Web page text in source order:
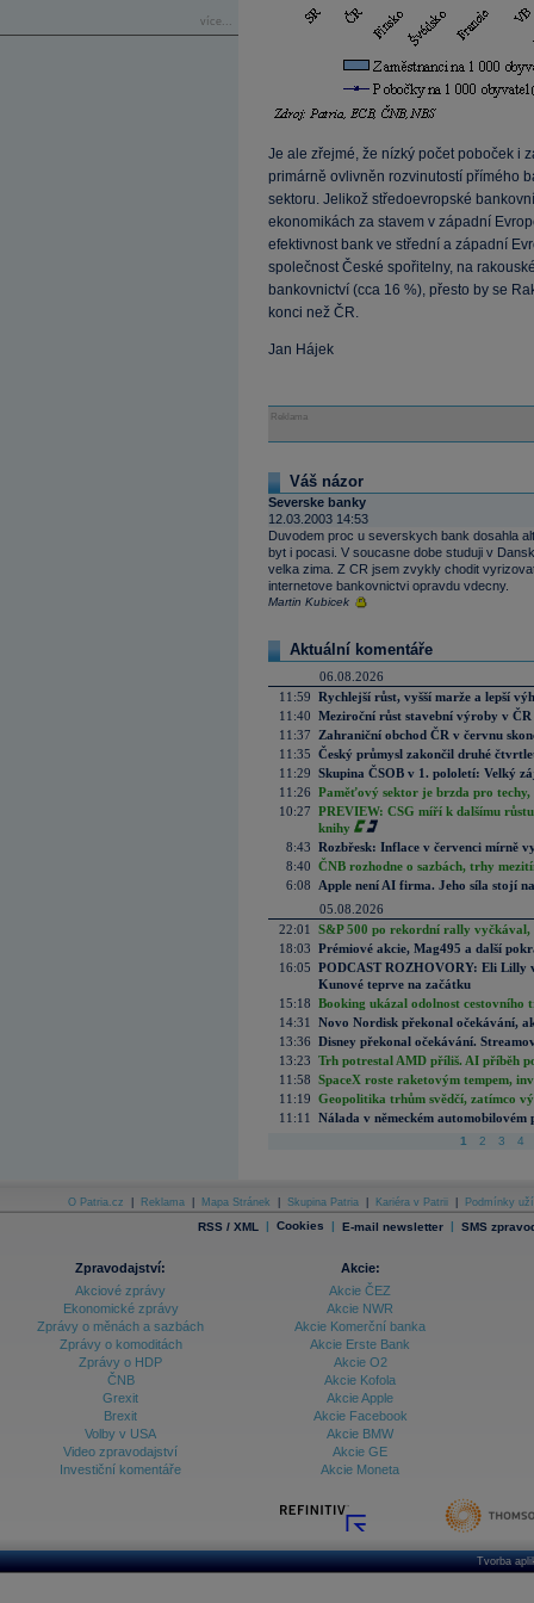
více...
Je ale zřejmé, že nízký počet poboček i
primárně ovlivněn rozvinutostí přímého
sektoru. Jelikož středoevropské
ekonomikách za stavem v západní
efektivnost bank ve střední a západní
společnost České spořitelny, na
bankovnictví (cca 16 %), přesto by se
konci než ČR.
Jan Hájek
Reklama
Váš názor
Severske banky
12.03.2003 14:53
Duvodem proc u severskych bank dosahla
byt i pocasi. V soucasne dobe studuji v
velka zima. Z CR jsem zvykly chodit
internetove bankovnictvi opravdu vdecny.
Martin Kubicek
Aktuální komentáře
06.08.2026
11:59 Rychlejší růst, vyšší marže a lepší
11:40 Meziroční růst stavební výroby v
11:37
Zahraniční obchod ČR v červnu
11:35 Český průmysl zakončil druhé
11:29 Skupina ČSOB v 1. pololetí: Velký
11:26 Paměťový sektor je brzda pro techy,
10:27 PREVIEW: CSG míří k dalšímu
knihy
8:43 Rozbřesk: Inflace v červenci mírně
8:40 ČNB rozhodne o sazbách, trhy
6:08
Apple není AI firma. Jeho síla stojí
05.08.2026
22:01
S&P 500 po rekordní rally vyčkával,
18:03 Prémiové akcie, Mag495 a další
16:05 PODCAST ROZHOVORY: Eli Lilly
Kunové teprve na začátku
15:18 Booking ukázal odolnost cestovního
14:31
Novo Nordisk překonal očekávání,
13:36 Disney překonal očekávání.
13:23 Trh potrestal AMD příliš. AI příběh
11:58 SpaceX roste raketovým tempem,
11:19 Geopolitika trhům svědčí, zatímco
11:11
Nálada v německém automobilovém
1 2 3 4
O Patria.cz Reklama Mapa Stránek Skupina Patria Kariéra v Patrii Podmínky
RSS / XML | Cookies | E-mail newsletter | SMS
Zpravodajství:
Akciové zprávy
Ekonomické zprávy
Zprávy o měnách a sazbách
Zprávy o komoditách
Zprávy o HDP
ČNB
Grexit
Brexit
Volby v USA
Video zpravodajství
Investiční komentáře
Akcie:
Akcie ČEZ
Akcie NWR
Akcie Komerční banka
Akcie Erste Bank
Akcie O2
Akcie Kofola
Akcie Apple
Akcie Facebook
Akcie BMW
Akcie GE
Akcie Moneta
Tvorba